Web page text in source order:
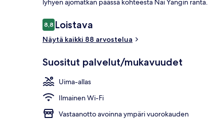
lyhyen ajomatkan päässä kohteesta Nai Yangin ranta.
Arvostelut
8,88,8 kautta 10.
Loistava
Näytä kaikki 88 arvostelua
Suositut palvelut/mukavuudet
Uima-allas
Ilmainen Wi-Fi
Vastaanotto avoinna ympäri vuorokauden